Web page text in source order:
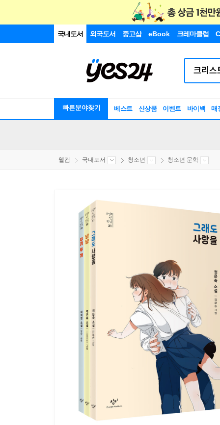
국내도서 외국도서 중고샵 eBook 크레마클럽
빠른분야찾기 베스트 신상품 이벤트 바이백 매
웰컴 국내도서 청소년 청소년 문학